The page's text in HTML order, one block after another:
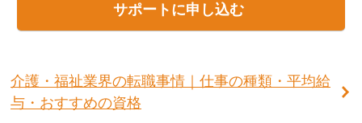
サポートに申し込む
介護・福祉業界の転職事情｜仕事の種類・平均給
与・おすすめの資格